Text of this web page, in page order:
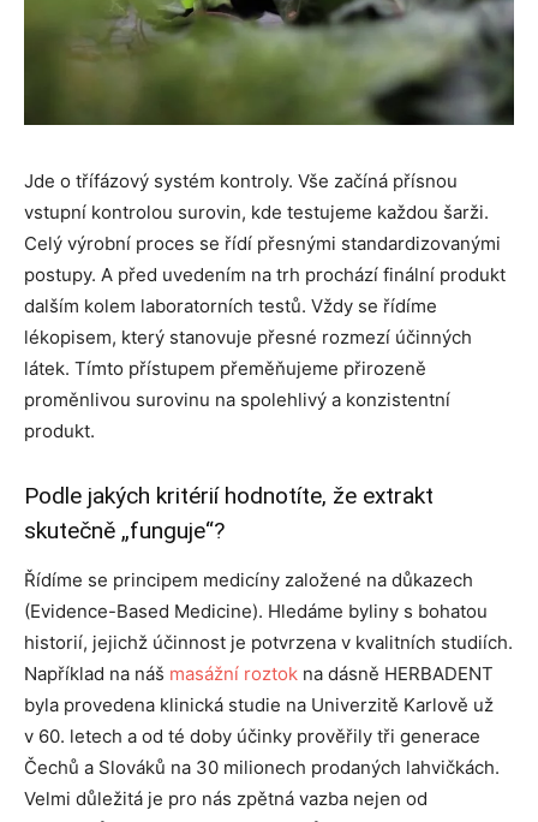
Jde o třífázový systém kontroly. Vše začíná přísnou
vstupní kontrolou surovin, kde testujeme každou šarži.
Celý výrobní proces se řídí přesnými standardizovanými
postupy. A před uvedením na trh prochází finální produkt
dalším kolem laboratorních testů. Vždy se řídíme
lékopisem, který stanovuje přesné rozmezí účinných
látek. Tímto přístupem přeměňujeme přirozeně
proměnlivou surovinu na spolehlivý a konzistentní
produkt.
Podle jakých kritérií hodnotíte, že extrakt
skutečně „funguje“?
Řídíme se principem medicíny založené na důkazech
(Evidence-Based Medicine). Hledáme byliny s bohatou
historií, jejichž účinnost je potvrzena v kvalitních studiích.
Například na náš masážní roztok na dásně HERBADENT
byla provedena klinická studie na Univerzitě Karlově už
v 60. letech a od té doby účinky prověřily tři generace
Čechů a Slováků na 30 milionech prodaných lahvičkách.
Velmi důležitá je pro nás zpětná vazba nejen od